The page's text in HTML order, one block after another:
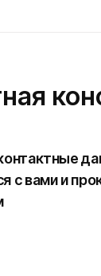
с вами и